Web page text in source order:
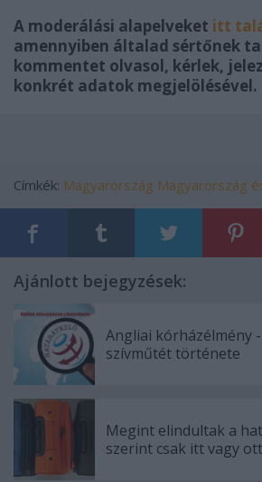
A moderálási alapelveket itt
amennyiben általad sértőnek
kommentet olvasol, kérlek,
konkrét adatok megjelölésével.
Címkék: Magyarország Magyarország
Ajánlott bejegyzések:
Angliai kórházélmény
szívműtét története
Megint elindultak a
szerint csak itt vagy